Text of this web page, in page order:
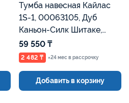
Тумба навесная Кайлас
1S-1, 00063105, Дуб
Каньон-Силк Шитаке,
Евромебель
59 550 ₸
2 482 ₸ ×24 мес в рассрочку
Добавить в корзину